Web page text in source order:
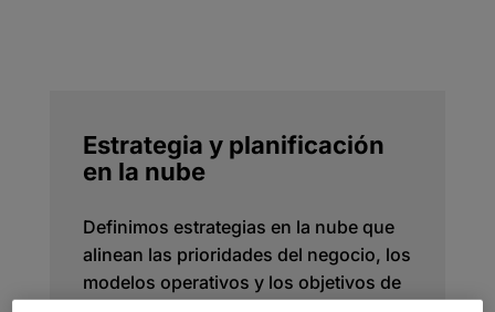
Estrategia y planificación
en la nube
Definimos estrategias en la nube que
alinean las prioridades del negocio, los
modelos operativos y los objetivos de